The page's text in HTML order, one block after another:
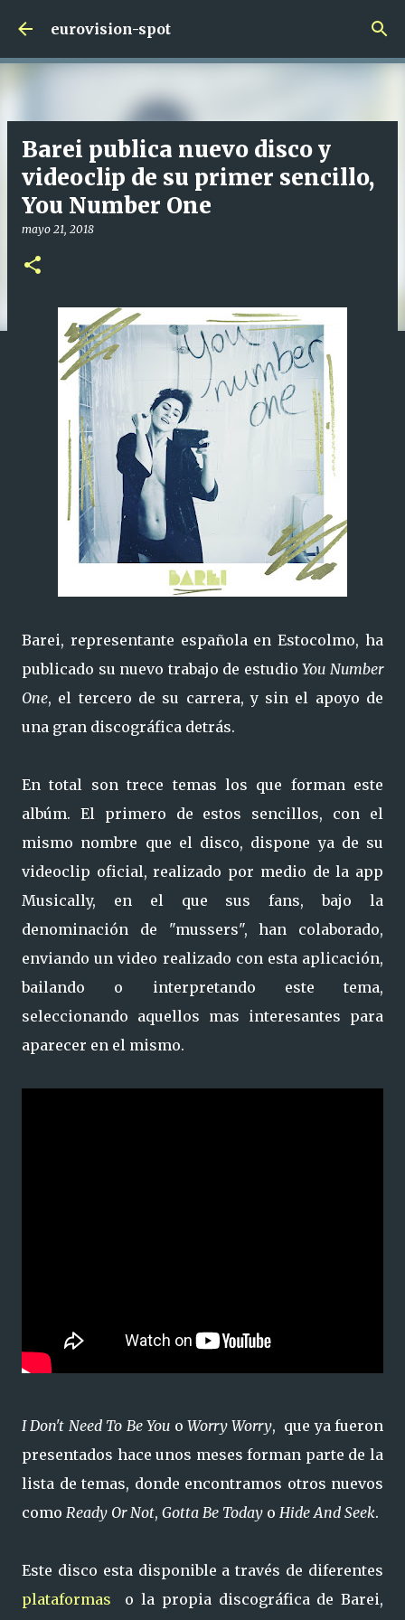
Ir al contenido principal
eurovision-spot
Barei publica nuevo disco y
videoclip de su primer sencillo,
You Number One
mayo 21, 2018
Barei, representante española en Estocolmo, ha
publicado su nuevo trabajo de estudioYou Number
One, el tercero de su carrera, y sin el apoyo de
una gran discográfica detrás.
En total son trece temas los que forman este
albúm. El primero de estos sencillos, con el
mismo nombre que el disco, dispone ya de su
videoclip oficial, realizado por medio de la app
Musically, en el que sus fans, bajo la
denominación de "mussers", han colaborado,
enviando un video realizado con esta aplicación,
bailando o interpretando este tema,
seleccionando aquellos mas interesantes para
aparecer en el mismo.
I Don't Need To Be You o Worry Worry, que ya fueron
presentados hace unos meses forman parte de la
lista de temas, donde encontramos otros nuevos
como Ready Or Not, Gotta Be Today o Hide And Seek.
Este disco esta disponible a través de diferentes
plataformas
o la propia discográfica de Barei,